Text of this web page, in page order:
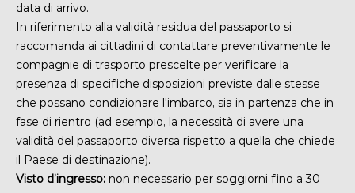
data di arrivo.
In riferimento alla validità residua del passaporto si
raccomanda ai cittadini di contattare preventivamente le
compagnie di trasporto prescelte per verificare la
presenza di specifiche disposizioni previste dalle stesse
che possano condizionare l'imbarco, sia in partenza che in
fase di rientro (ad esempio, la necessità di avere una
validità del passaporto diversa rispetto a quella che chiede
il Paese di destinazione).
Visto d’ingresso: non necessario per soggiorni fino a 30